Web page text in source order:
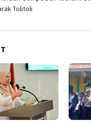
Tolitoli